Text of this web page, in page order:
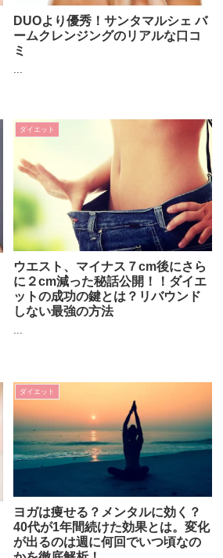
DUOより優秀！サンタマルシェ バ
ームクレンジングのリアルな口コ
ミ
ダイエット
ウエスト、マイナス７cm後にさら
に２cm減った秘話公開！！ダイエ
ットの成功の鍵とは？リバウンド
しない最強の方法
...
ダイエット
ヨガは痩せる？メンタルに効く？
40代が1年間続けた効果とは。変化
が出るのは週に何回でいつ頃なの